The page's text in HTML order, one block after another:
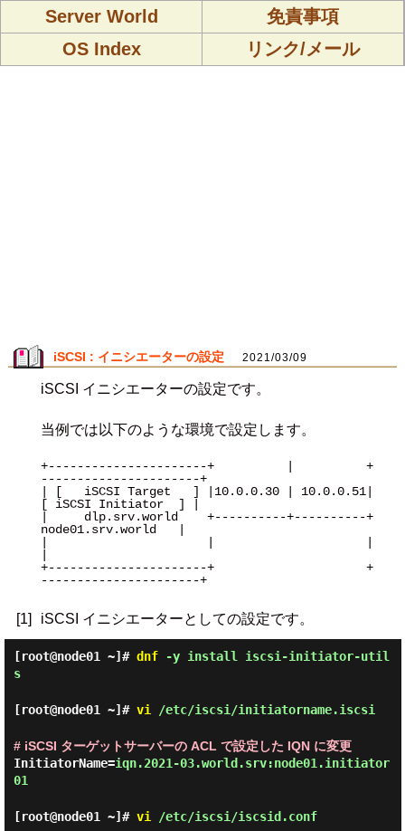
Server World
免責事項
OS Index
リンク/メール
iSCSI : イニシエーターの設定 2021/03/09
iSCSI イニシエーターの設定です。
当例では以下のような環境で設定します。
+----------------------+          |          +
----------------------+
| [   iSCSI Target   ] |10.0.0.30 | 10.0.0.51|
[ iSCSI Initiator  ] |
|     dlp.srv.world    +----------+----------+
node01.srv.world   |
+----------------------+                     +
----------------------+
[1] iSCSI イニシエーターとしての設定です。
[root@node01 ~]# dnf-y install iscsi-initiator-util
s
[root@node01 ~]# vi /etc/iscsi/initiatorname.iscsi
# iSCSI ターゲットサーバーの ACL で設定した IQN に変更
InitiatorName=iqn.2021-03.world.srv:node01.initiator
01
[root@node01 ~]# vi /etc/iscsi/iscsid.conf